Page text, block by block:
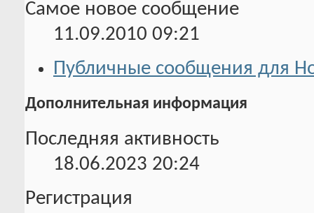
Самое новое сообщение
11.09.2010 09:21
Публичные сообщения для
Дополнительная информация
Последняя активность
18.06.2023 20:24
Регистрация